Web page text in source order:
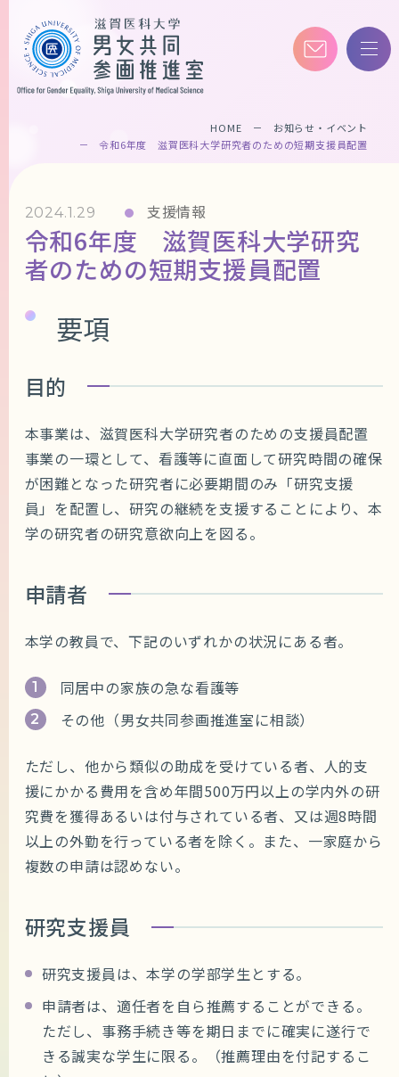
HOME
お知らせ・イベント
令和6年度 滋賀医科大学研究者のための短期支援員配置
2024.1.29 支援情報
令和6年度 滋賀医科大学研究
者のための短期支援員配置
要項
目的
本事業は、滋賀医科大学研究者のための支援員配置
事業の一環として、看護等に直面して研究時間の確保
が困難となった研究者に必要期間のみ「研究支援
員」を配置し、研究の継続を支援することにより、本
学の研究者の研究意欲向上を図る。
申請者
本学の教員で、下記のいずれかの状況にある者。
同居中の家族の急な看護等
その他（男女共同参画推進室に相談）
ただし、他から類似の助成を受けている者、人的支
援にかかる費用を含め年間500万円以上の学内外の研
究費を獲得あるいは付与されている者、又は週8時間
以上の外勤を行っている者を除く。また、一家庭から
複数の申請は認めない。
研究支援員
研究支援員は、本学の学部学生とする。
申請者は、適任者を自ら推薦することができる。
ただし、事務手続き等を期日までに確実に遂行で
きる誠実な学生に限る。（推薦理由を付記するこ